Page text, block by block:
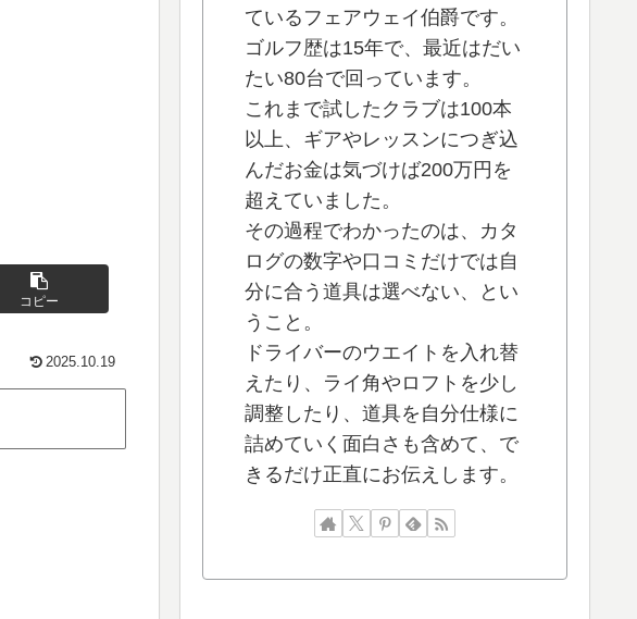
コピー
2025.10.19
ているフェアウェイ伯爵です。
ゴルフ歴は15年で、最近はだい
たい80台で回っています。
これまで試したクラブは100本
以上、ギアやレッスンにつぎ込
んだお金は気づけば200万円を
超えていました。
その過程でわかったのは、カタ
ログの数字や口コミだけでは自
分に合う道具は選べない、とい
うこと。
ドライバーのウエイトを入れ替
えたり、ライ角やロフトを少し
調整したり、道具を自分仕様に
詰めていく面白さも含めて、で
きるだけ正直にお伝えします。